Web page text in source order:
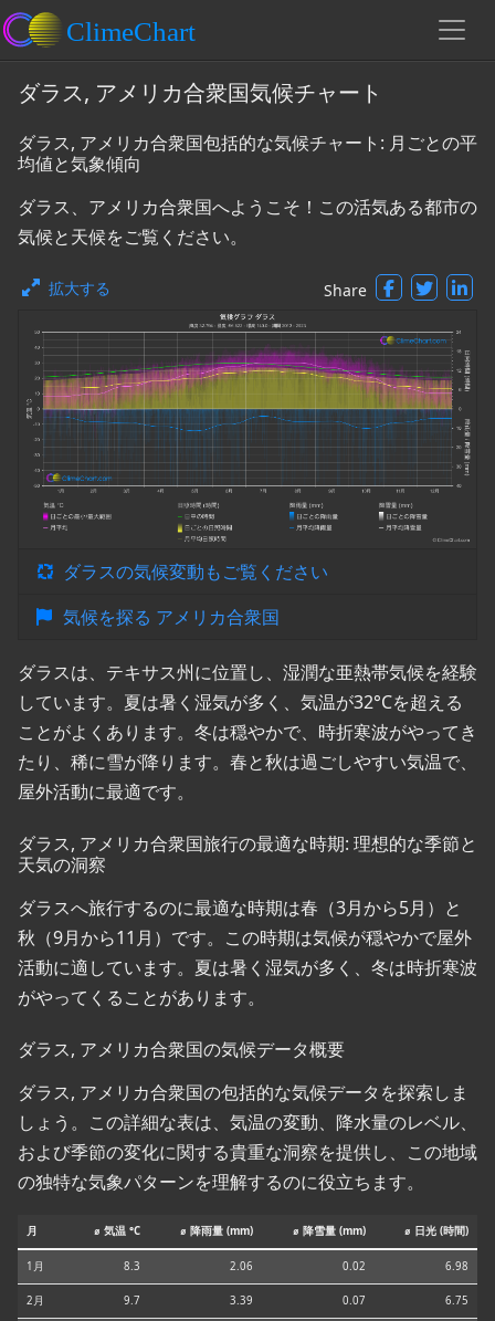
ダラス, アメリカ合衆国気候チャート
ダラス, アメリカ合衆国包括的な気候チャート: 月ごとの平
均値と気象傾向
ダラス、アメリカ合衆国へようこそ！この活気ある都市の
気候と天候をご覧ください。
拡大する Share
ダラスの気候変動もご覧ください
気候を探る アメリカ合衆国
ダラスは、テキサス州に位置し、湿潤な亜熱帯気候を経験
しています。夏は暑く湿気が多く、気温が32°Cを超える
ことがよくあります。冬は穏やかで、時折寒波がやってき
たり、稀に雪が降ります。春と秋は過ごしやすい気温で、
屋外活動に最適です。
ダラス, アメリカ合衆国旅行の最適な時期: 理想的な季節と
天気の洞察
ダラスへ旅行するのに最適な時期は春（3月から5月）と
秋（9月から11月）です。この時期は気候が穏やかで屋外
活動に適しています。夏は暑く湿気が多く、冬は時折寒波
がやってくることがあります。
ダラス, アメリカ合衆国の気候データ概要
ダラス, アメリカ合衆国の包括的な気候データを探索しま
しょう。この詳細な表は、気温の変動、降水量のレベル、
および季節の変化に関する貴重な洞察を提供し、この地域
の独特な気象パターンを理解するのに役立ちます。
月 ⌀ 気温 °C ⌀ 降雨量 (mm) ⌀ 降雪量 (mm) ⌀ 日光 (時間)
1月 8.3 2.06 0.02 6.98
2月 9.7 3.39 0.07 6.75